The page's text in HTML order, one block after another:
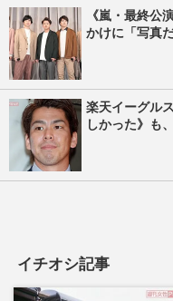
《嵐・最終公
かけに「写真
楽天イーグル
しかった》も
イチオシ記事